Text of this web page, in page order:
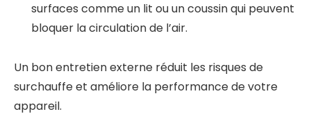
surfaces comme un lit ou un coussin qui peuvent
bloquer la circulation de l’air.
Un bon entretien externe réduit les risques de
surchauffe et améliore la performance de votre
appareil.